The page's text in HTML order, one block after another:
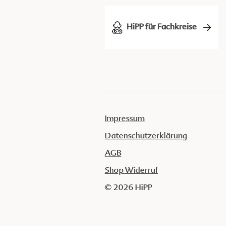
HiPP für Fachkreise
Impressum
Datenschutzerklärung
AGB
Shop Widerruf
© 2026 HiPP